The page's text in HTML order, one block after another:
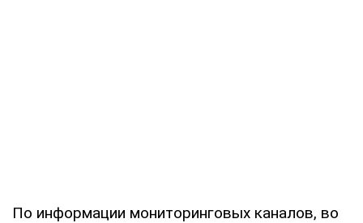
По информации мониторинговых каналов, во